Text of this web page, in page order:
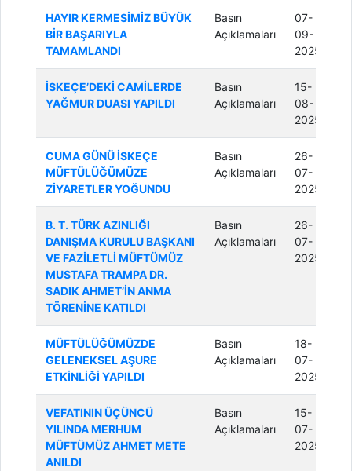
HAYIR KERMESİMİZ BÜYÜK
BİR BAŞARIYLA
TAMAMLANDI
Basın
Açıklamaları
07-
09-
2025
İSKEÇE’DEKİ CAMİLERDE
YAĞMUR DUASI YAPILDI
Basın
Açıklamaları
15-
08-
2025
CUMA GÜNÜ İSKEÇE
MÜFTÜLÜĞÜMÜZE
ZİYARETLER YOĞUNDU
Basın
Açıklamaları
26-
07-
2025
B. T. TÜRK AZINLIĞI
DANIŞMA KURULU BAŞKANI
VE FAZİLETLİ MÜFTÜMÜZ
MUSTAFA TRAMPA DR.
SADIK AHMET’İN ANMA
TÖRENİNE KATILDI
Basın
Açıklamaları
26-
07-
2025
MÜFTÜLÜĞÜMÜZDE
GELENEKSEL AŞURE
ETKİNLİĞİ YAPILDI
Basın
Açıklamaları
18-
07-
2025
VEFATININ ÜÇÜNCÜ
YILINDA MERHUM
MÜFTÜMÜZ AHMET METE
ANILDI
Basın
Açıklamaları
15-
07-
2025